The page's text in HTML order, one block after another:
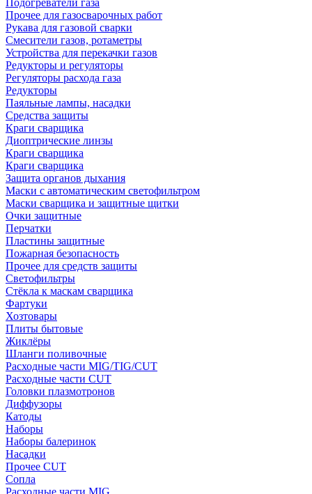
Подогреватели газа
Прочее для газосварочных работ
Рукава для газовой сварки
Смесители газов, ротаметры
Устройства для перекачки газов
Редукторы и регуляторы
Регуляторы расхода газа
Редукторы
Паяльные лампы, насадки
Средства защиты
Краги сварщика
Диоптрические линзы
Краги сварщика
Краги сварщика
Защита органов дыхания
Маски с автоматическим светофильтром
Маски сварщика и защитные щитки
Очки защитные
Перчатки
Пластины защитные
Пожарная безопасность
Прочее для средств защиты
Светофильтры
Стёкла к маскам сварщика
Фартуки
Хозтовары
Плиты бытовые
Жиклёры
Шланги поливочные
Расходные части MIG/TIG/CUT
Расходные части CUT
Головки плазмотронов
Диффузоры
Катоды
Наборы
Наборы балеринок
Насадки
Прочее CUT
Сопла
Расходные части MIG